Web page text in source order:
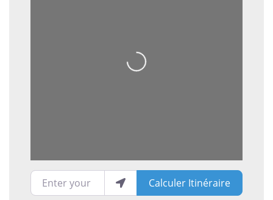
Loading...
Enter your location Calculer Itinéraire